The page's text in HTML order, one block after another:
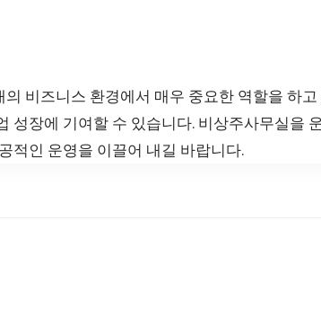
비즈니스 환경에서 매우 중요한 역할을 하
성장에 기여할 수 있습니다. 비상주사무실을
적인 운영을 이끌어 내길 바랍니다.